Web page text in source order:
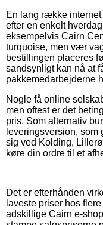
En lang række
efter en enkelt
eksempelvis Cairn
turquoise, men vær
bestillingen placeres
sandsynligt kan nå at
pakkemedarbejderne
Nogle få online
men oftest er det
pris. Som alternativ
leveringsversion,
sig ved Kolding,
køre din ordre til et
Det er efterhånden
laveste priser hos
adskillige Cairn e-